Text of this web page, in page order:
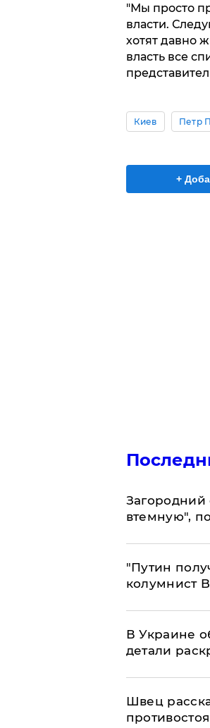
"Мы просто
власти.
хотят давно
власть все
Киев Петр
+
Загородний
втемную",
"Путин
колумнист
В Украине
детали
Швец